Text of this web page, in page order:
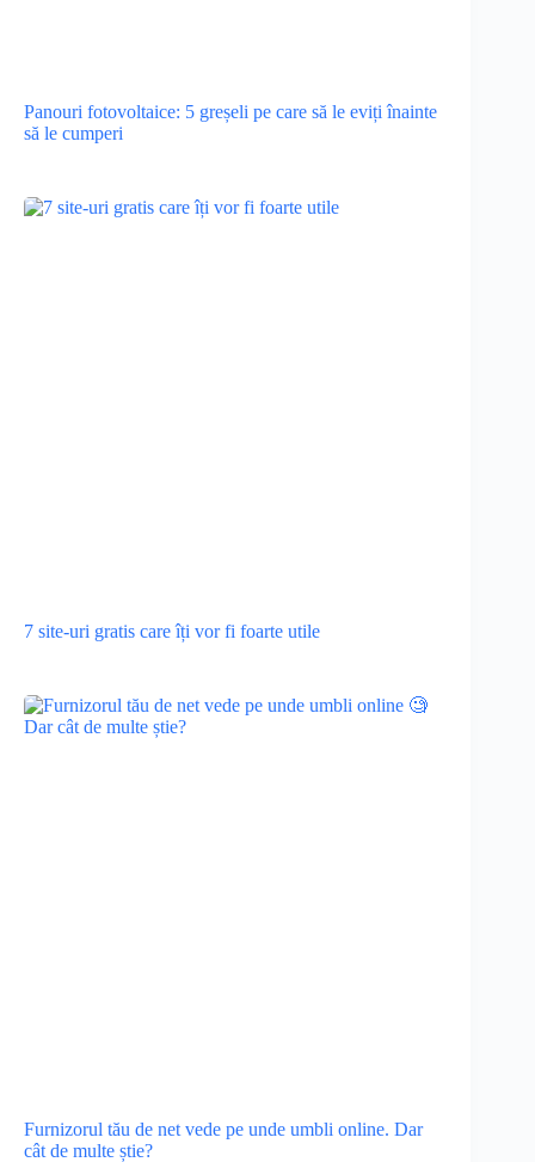
Panouri fotovoltaice: 5 greșeli pe care să le eviți înainte
să le cumperi
7 site-uri gratis care îți vor fi foarte utile
Furnizorul tău de net vede pe unde umbli online. Dar
cât de multe știe?